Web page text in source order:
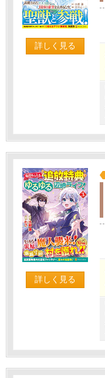
詳しく見る
詳しく見る